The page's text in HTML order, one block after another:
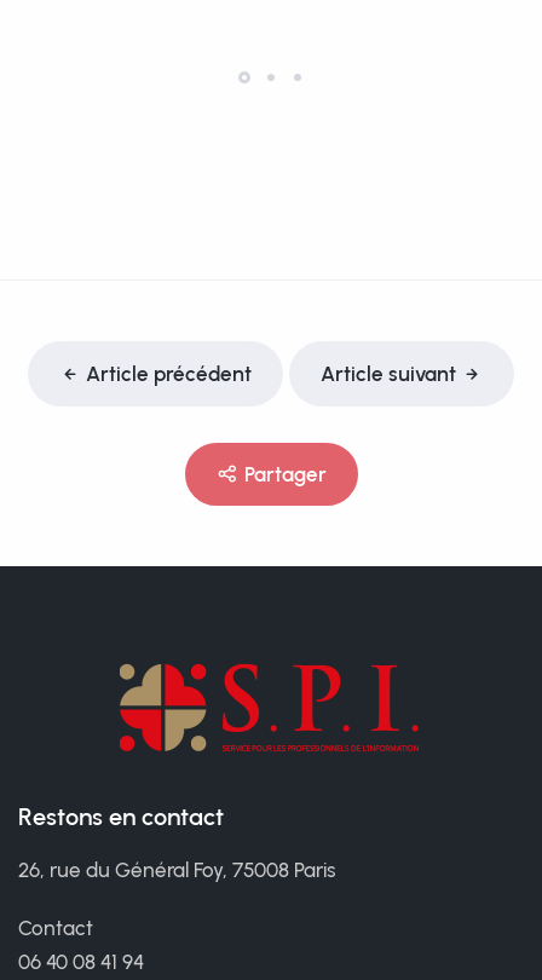
Article précédent Article suivant
Partager
Restons en contact
26, rue du Général Foy, 75008 Paris
Contact
06 40 08 41 94